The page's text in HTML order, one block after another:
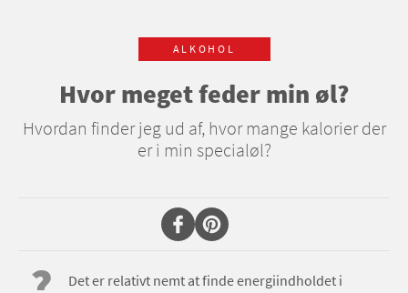
ALKOHOL
Hvor meget feder min øl?
Hvordan finder jeg ud af, hvor mange kalorier der
er i min specialøl?
Det er relativt nemt at finde energiindholdet i